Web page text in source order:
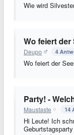
Wie wird
Wo feiert der
Deupo 4
Wo feiert der
Party! -
Maustaste 14
Hi Leute! Ich